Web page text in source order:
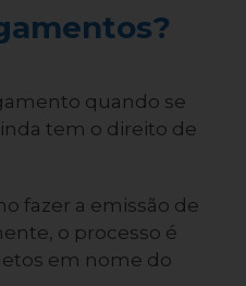
quando se
tem o direito de
fazer a emissão de
o processo é
em nome do